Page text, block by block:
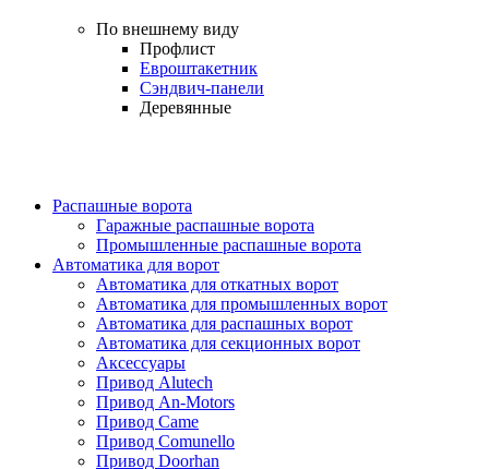
По внешнему виду
Профлист
Евроштакетник
Сэндвич-панели
Деревянные
Распашные ворота
Гаражные распашные ворота
Промышленные распашные ворота
Автоматика для ворот
Автоматика для откатных ворот
Автоматика для промышленных ворот
Автоматика для распашных ворот
Автоматика для секционных ворот
Аксессуары
Привод Alutech
Привод An-Motors
Привод Came
Привод Comunello
Привод Doorhan